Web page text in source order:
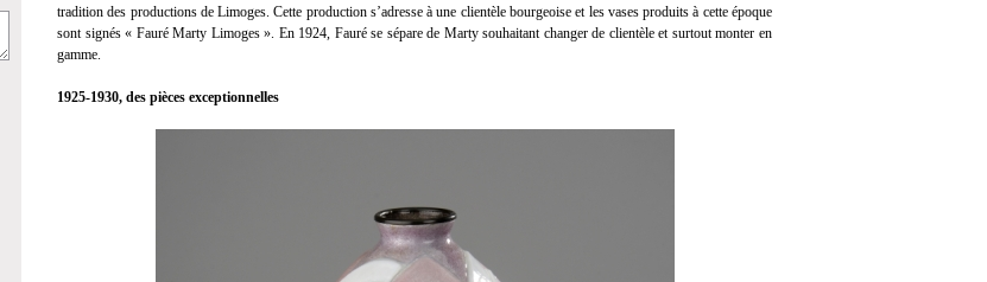
tradition des productions de Limoges. Cette production s’adresse à une clientèle bourgeoise et les vases produits à cette époque
sont signés « Fauré Marty Limoges ». En 1924, Fauré se sépare de Marty souhaitant changer de clientèle et surtout monter en
gamme.
1925-1930, des pièces exceptionnelles